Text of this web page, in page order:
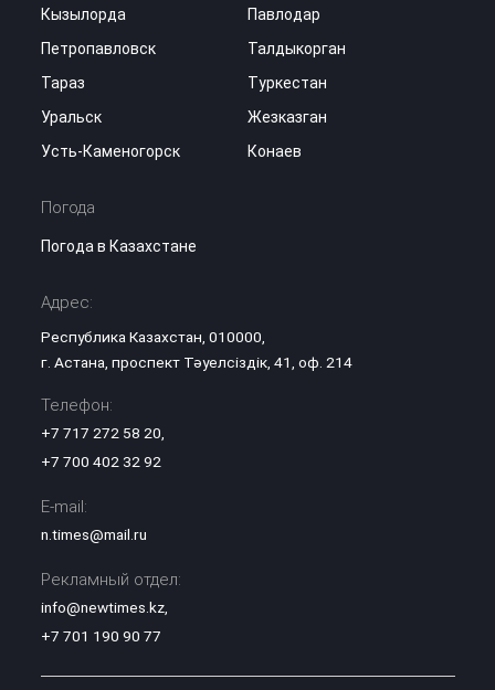
Кызылорда
Павлодар
Петропавловск
Талдыкорган
Тараз
Туркестан
Уральск
Жезказган
Усть-Каменогорск
Конаев
Погода
Погода в Казахстане
Адрес:
Республика Казахстан, 010000,
г. Астана, проспект Тәуелсіздік, 41, оф. 214
Телефон:
+7 717 272 58 20,
+7 700 402 32 92
E-mail:
n.times@mail.ru
Рекламный отдел:
info@newtimes.kz,
+7 701 190 90 77